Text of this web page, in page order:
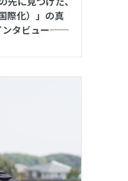
際化）」の真
ンタビュー──